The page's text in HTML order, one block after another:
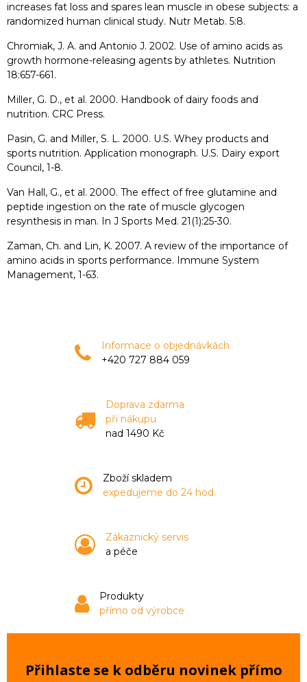
increases fat loss and spares lean muscle in obese subjects: a
randomized human clinical study. Nutr Metab. 5:8.
Chromiak, J. A. and Antonio J. 2002. Use of amino acids as
growth hormone-releasing agents by athletes. Nutrition
18:657-661.
Miller, G. D., et al. 2000. Handbook of dairy foods and
nutrition. CRC Press.
Pasin, G. and Miller, S. L. 2000. U.S. Whey products and
sports nutrition. Application monograph. U.S. Dairy export
Council, 1-8.
Van Hall, G., et al. 2000. The effect of free glutamine and
peptide ingestion on the rate of muscle glycogen
resynthesis in man. In J Sports Med. 21(1):25-30.
Zaman, Ch. and Lin, K. 2007. A review of the importance of
amino acids in sports performance. Immune System
Management, 1-63.
Informace o objednávkách
+420 727 884 059
Doprava zdarma
při nákupu
nad 1490 Kč
Zboží skladem
expedujeme do 24 hod.
Zákaznický servis
a péče
Produkty
přímo od výrobce
Přihlaste se k odběru novinek přímo